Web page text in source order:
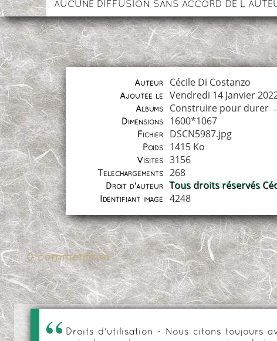
AUCUNE DIFFUSION SANS ACCORD DE L
Auteur Cécile Di Costanzo
Ajoutée le Vendredi 14 Janvier
Albums Construire pour durer
Dimensions 1600*1067
Fichier DSCN5987.jpg
Poids 1415 Ko
Visites 3156
Téléchargements 268
Droit d'auteur Tous droits réservés
Identifiant image 4248
0 commentaire
Droits d'utilisation - Nous citons toujours